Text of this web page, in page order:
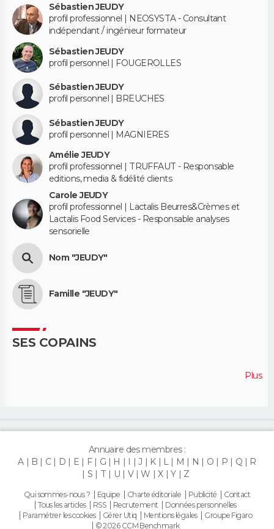
Sébastien JEUDY
profil professionnel | NEOSYSTA - Consultant
indépendant / ingénieur formateur
Sébastien JEUDY
profil personnel | FOUGEROLLES
Sébastien JEUDY
profil personnel | BREUCHES
Sébastien JEUDY
profil personnel | MAGNIERES
Amélie JEUDY
profil professionnel | TRUFFAUT - Responsable
editions, media & fidélité clients
Carole JEUDY
profil professionnel | Lactalis Beurres&Crèmes et
Lactalis Food Services - Responsable analyses
sensorielle
Nom "JEUDY"
Famille "JEUDY"
SES COPAINS
Plus
Annuaire des membres :
A
B C D E F G H I J K L M N O P Q
R
S
T U V W X Y Z
Qui sommes-nous ? Equipe Charte éditoriale Publicité
Contact
Tous les articles
RSS Recrutement
Données personnelles
Paramétrer les cookies
Gérer Utiq Mentions légales
Groupe Figaro
© 2026 CCM Benchmark